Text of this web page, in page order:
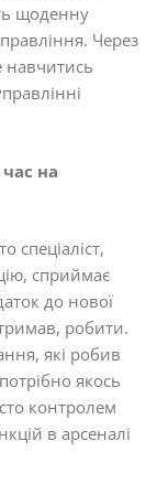
щоденну
Через
навчитись
на
спеціаліст,
сприймає
до нової
робити.
які робив
якось
контролем
в арсеналі